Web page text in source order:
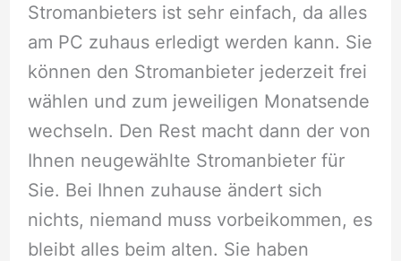
Stromanbieters ist sehr einfach, da alles
am PC zuhaus erledigt werden kann. Sie
können den Stromanbieter jederzeit frei
wählen und zum jeweiligen Monatsende
wechseln. Den Rest macht dann der von
Ihnen neugewählte Stromanbieter für
Sie. Bei Ihnen zuhause ändert sich
nichts, niemand muss vorbeikommen, es
bleibt alles beim alten. Sie haben